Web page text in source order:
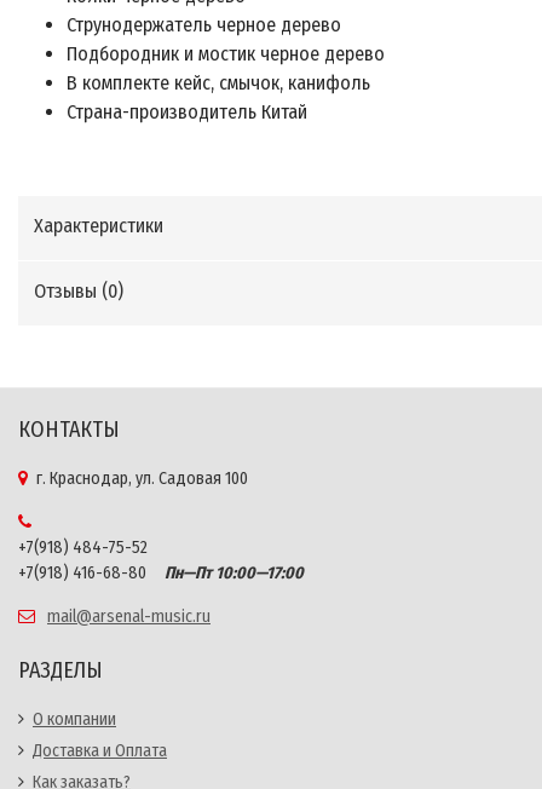
Струнодержатель черное дерево
Подбородник и мостик черное дерево
В комплекте кейс, смычок, канифоль
Страна-производитель Китай
Характеристики
Отзывы (0)
КОНТАКТЫ
г. Краснодар, ул. Садовая 100
+7(918) 484-75-52
+7(918) 416-68-80
Пн—Пт 10:00—17:00
mail@arsenal-music.ru
РАЗДЕЛЫ
О компании
Доставка и Оплата
Как заказать?